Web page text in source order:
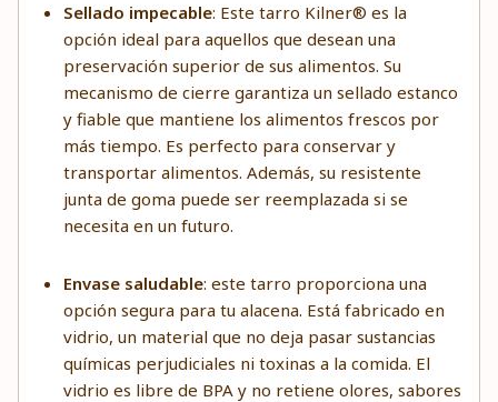
Sellado impecable: Este tarro Kilner® es la
opción ideal para aquellos que desean una
preservación superior de sus alimentos. Su
mecanismo de cierre garantiza un sellado estanco
y fiable que mantiene los alimentos frescos por
más tiempo. Es perfecto para conservar y
transportar alimentos. Además, su resistente
junta de goma puede ser reemplazada si se
necesita en un futuro.
Envase saludable: este tarro proporciona una
opción segura para tu alacena. Está fabricado en
vidrio, un material que no deja pasar sustancias
químicas perjudiciales ni toxinas a la comida. El
vidrio es libre de BPA y no retiene olores, sabores